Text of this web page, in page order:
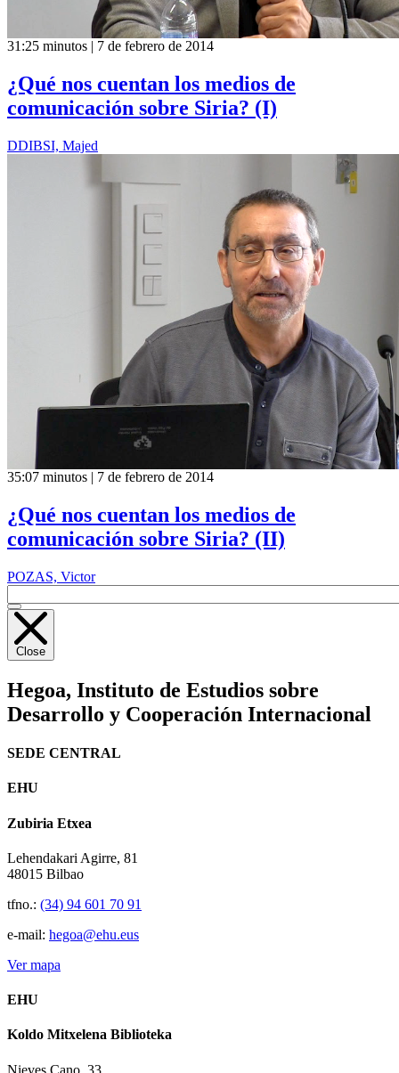
31:25 minutos | 7 de febrero de 2014
¿Qué nos cuentan los medios de
comunicación sobre Siria? (I)
DDIBSI, Majed
35:07 minutos | 7 de febrero de 2014
¿Qué nos cuentan los medios de
comunicación sobre Siria? (II)
POZAS, Victor
Close
Hegoa, Instituto de Estudios sobre
Desarrollo y Cooperación Internacional
SEDE CENTRAL
EHU
Zubiria Etxea
Lehendakari Agirre, 81
48015 Bilbao
tfno.: (34) 94 601 70 91
e-mail: hegoa@ehu.eus
Ver mapa
EHU
Koldo Mitxelena Biblioteka
Nieves Cano, 33